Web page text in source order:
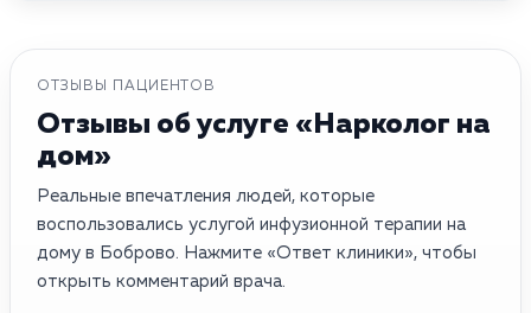
ОТЗЫВЫ ПАЦИЕНТОВ
Отзывы об услуге «Нарколог на
дом»
Реальные впечатления людей, которые
воспользовались услугой инфузионной терапии на
дому в Боброво. Нажмите «Ответ клиники», чтобы
открыть комментарий врача.